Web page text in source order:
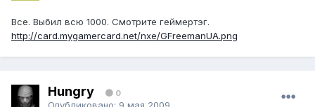
Все. Выбил всю 1000. Смотрите геймертэг.
http://card.mygamercard.net/nxe/GFreemanUA.png
Hungry 0